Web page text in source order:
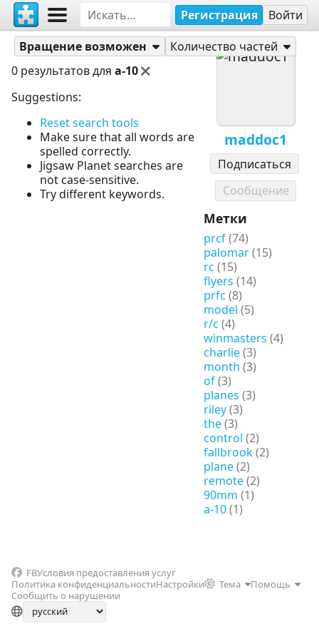
Регистрация Войти
maddoc1
Подписаться
Сообщение
Метки
prcf(74)
palomar(15)
rc (15)
flyers (14)
prfc (8)
model (5)
r/c (4)
winmasters (4)
charlie(3)
month (3)
of(3)
planes (3)
riley(3)
the(3)
control (2)
fallbrook(2)
plane(2)
remote(2)
90mm (1)
a-10(1)
maddoc1
Пазлы
Вращение возможен
Количество частей
0 результатов для a-10
Suggestions:
Reset search tools
Make sure that all words are
spelled correctly.
Jigsaw Planet searches are
not case-sensitive.
Try different keywords.
FBУсловия предоставления услуг
Политика конфиденциальностиНастройки Тема
Помощь
Сообщить о нарушении